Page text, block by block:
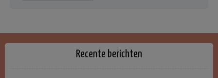
Recente berichten